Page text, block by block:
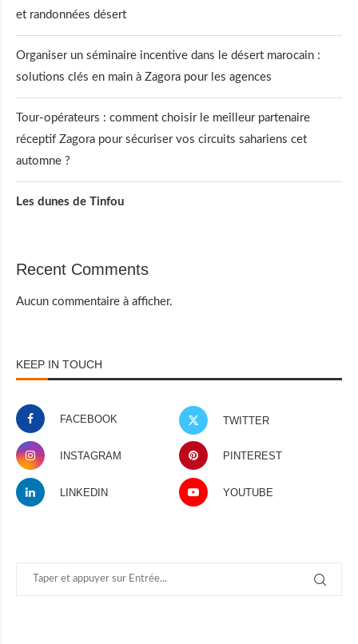
et randonnées désert
Organiser un séminaire incentive dans le désert marocain :
solutions clés en main à Zagora pour les agences
Tour-opérateurs : comment choisir le meilleur partenaire
réceptif Zagora pour sécuriser vos circuits sahariens cet
automne ?
Les dunes de Tinfou
Recent Comments
Aucun commentaire à afficher.
KEEP IN TOUCH
FACEBOOK TWITTER
INSTAGRAM PINTEREST
LINKEDIN YOUTUBE